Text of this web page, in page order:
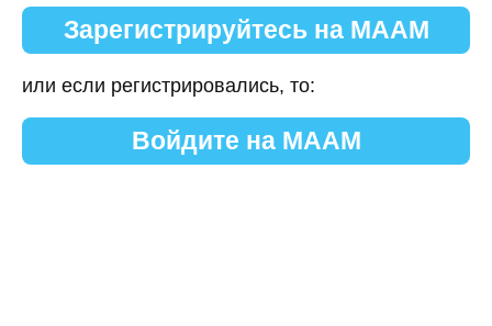
Зарегистрируйтесь на МААМ
или если регистрировались, то:
Войдите на МААМ